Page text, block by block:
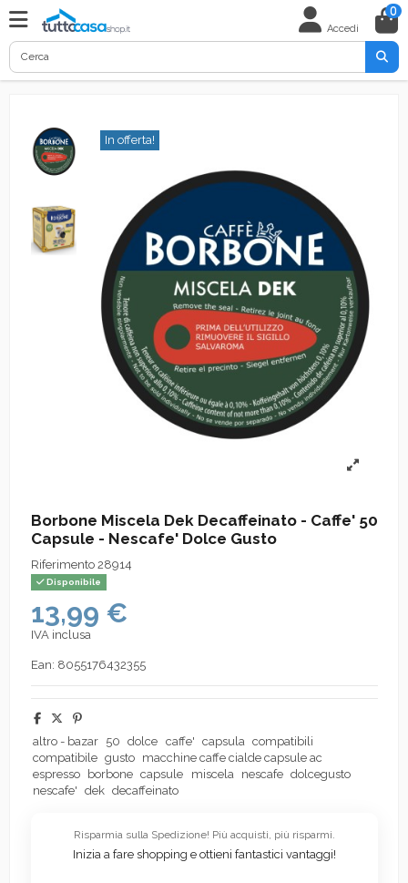
Accedi
0
In offerta!
Borbone Miscela Dek Decaffeinato - Caffe' 50
Capsule - Nescafe' Dolce Gusto
Riferimento 28914
Disponibile
13,99 €
IVA inclusa
Ean: 8055176432355
altro - bazar 50 dolce caffe' capsula
compatibili
compatibile gusto macchine caffe cialde capsule ac
espresso borbone capsule miscela nescafe dolcegusto
nescafe'
dek decaffeinato
Risparmia sulla Spedizione! Più acquisti, più risparmi.
Inizia a fare shopping e ottieni fantastici vantaggi!